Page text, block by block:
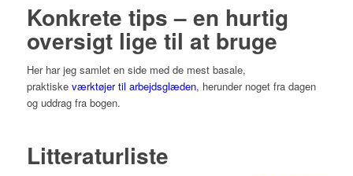
Konkrete tips – en hurtig
oversigt lige til at bruge
Her har jeg samlet en side med de mest basale,
praktiske værktøjer til arbejdsglæden, herunder noget fra dagen
og uddrag fra bogen.
Litteraturliste